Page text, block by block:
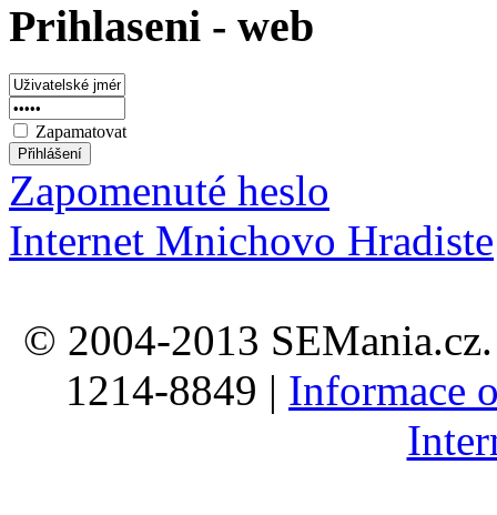
Prihlaseni - web
Zapamatovat
Zapomenuté heslo
Internet Mnichovo Hradiste
© 2004-2013
1214-8849 | Informace